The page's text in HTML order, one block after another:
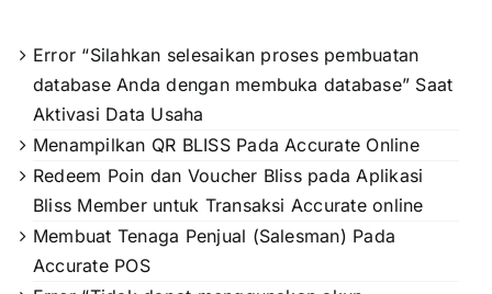
Error “Silahkan selesaikan proses pembuatan
database Anda dengan membuka database” Saat
Aktivasi Data Usaha
Menampilkan QR BLISS Pada Accurate Online
Redeem Poin dan Voucher Bliss pada Aplikasi
Bliss Member untuk Transaksi Accurate online
Membuat Tenaga Penjual (Salesman) Pada
Accurate POS